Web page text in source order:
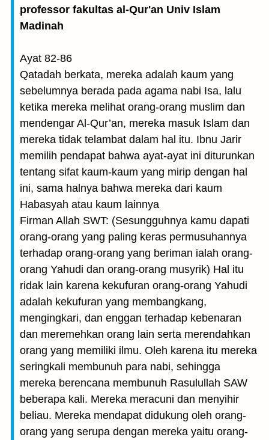
professor fakultas al-Qur'an Univ Islam
Madinah
Ayat 82-86
Qatadah berkata, mereka adalah kaum yang
sebelumnya berada pada agama nabi Isa, lalu
ketika mereka melihat orang-orang muslim dan
mendengar Al-Qur’an, mereka masuk Islam dan
mereka tidak telambat dalam hal itu. Ibnu Jarir
memilih pendapat bahwa ayat-ayat ini diturunkan
tentang sifat kaum-kaum yang mirip dengan hal
ini, sama halnya bahwa mereka dari kaum
Habasyah atau kaum lainnya
Firman Allah SWT: (Sesungguhnya kamu dapati
orang-orang yang paling keras permusuhannya
terhadap orang-orang yang beriman ialah orang-
orang Yahudi dan orang-orang musyrik) Hal itu
ridak lain karena kekufuran orang-orang Yahudi
adalah kekufuran yang membangkang,
mengingkari, dan enggan terhadap kebenaran
dan meremehkan orang lain serta merendahkan
orang yang memiliki ilmu. Oleh karena itu mereka
seringkali membunuh para nabi, sehingga
mereka berencana membunuh Rasulullah SAW
beberapa kali. Mereka meracuni dan menyihir
beliau. Mereka mendapat didukung oleh orang-
orang yang serupa dengan mereka yaitu orang-